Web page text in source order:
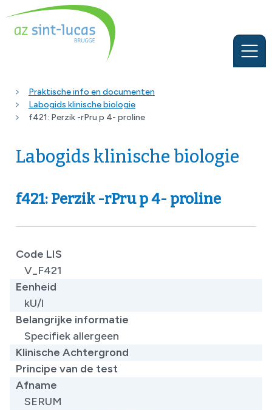
Praktische info en documenten
Labogids klinische biologie
f421: Perzik -rPru p 4- proline
Labogids klinische biologie
f421: Perzik -rPru p 4- proline
Code LIS
V_F421
Eenheid
kU/l
Belangrijke informatie
Specifiek allergeen​
Klinische Achtergrond
Principe van de test
Afname
SERUM